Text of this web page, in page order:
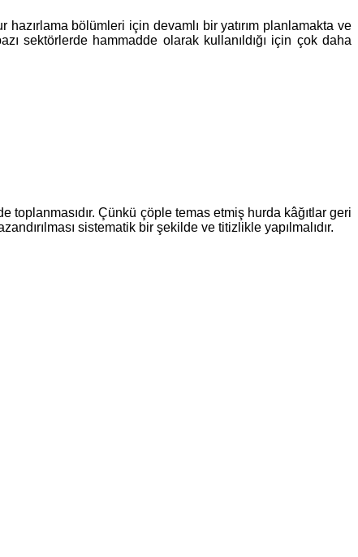
bölümleri için devamlı bir yatırım planlamakta ve
sektörlerde hammadde olarak kullanıldığı için çok daha
toplanmasıdır. Çünkü çöple temas etmiş hurda kâğıtlar geri
sistematik bir şekilde ve titizlikle yapılmalıdır.